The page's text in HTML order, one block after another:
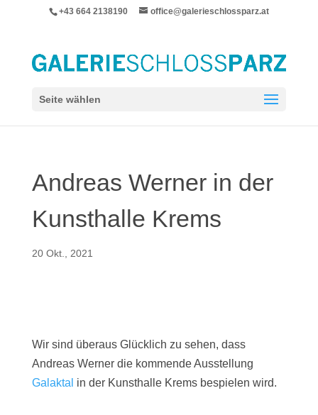
+43 664 2138190 office@galerieschlossparz.at
Seite wählen
Andreas Werner in der
Kunsthalle Krems
20 Okt., 2021
Wir sind überaus Glücklich zu sehen, dass
Andreas Werner die kommende Ausstellung
Galaktal in der Kunsthalle Krems bespielen wird.